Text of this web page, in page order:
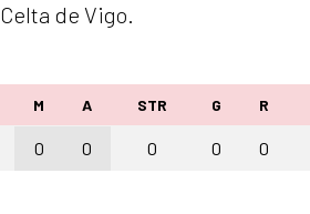
de Vigo.
M A STR G R
0 0 0 0 0